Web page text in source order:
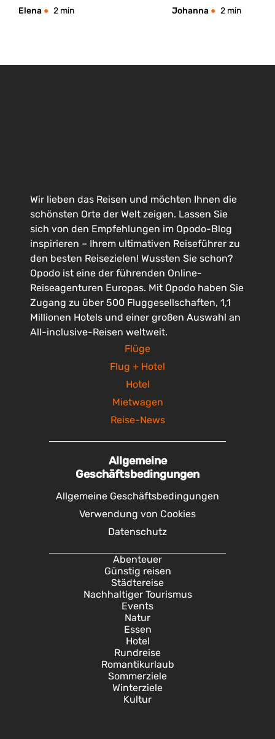
Elena 2 min Johanna 2 min
Wir lieben das Reisen und möchten Ihnen die
schönsten Orte der Welt zeigen. Lassen Sie
sich von den Empfehlungen im Opodo-Blog
inspirieren – Ihrem ultimativen Reiseführer zu
den besten Reisezielen! Wussten Sie schon?
Opodo ist eine der führenden Online-
Reiseagenturen Europas. Mit Opodo haben Sie
Zugang zu über 500 Fluggesellschaften, 1,1
Millionen Hotels und einer großen Auswahl an
All-inclusive-Reisen weltweit.
Flüge
Flug + Hotel
Hotel
Mietwagen
Reise-News
Allgemeine
Geschäftsbedingungen
Allgemeine Geschäftsbedingungen
Verwendung von Cookies
Datenschutz
Abenteuer
Günstig reisen
Städtereise
Nachhaltiger Tourismus
Events
Natur
Essen
Hotel
Rundreise
Romantikurlaub
Sommerziele
Winterziele
Kultur